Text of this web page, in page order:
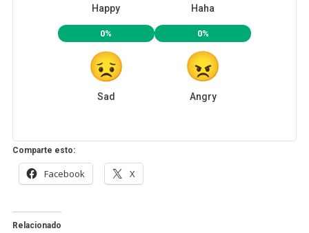
Happy Haha
0%
Sad
0%
Angry
Comparte esto:
Facebook X
Relacionado